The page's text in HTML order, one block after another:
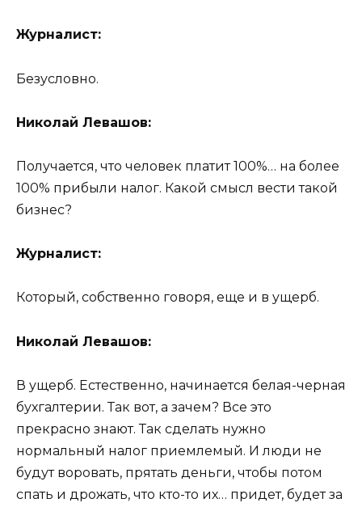
Журналист:
Безусловно.
Николай Левашов:
Получается, что человек платит 100%… на более
100% прибыли налог. Какой смысл вести такой
бизнес?
Журналист:
Который, собственно говоря, еще и в ущерб.
Николай Левашов:
В ущерб. Естественно, начинается белая-черная
бухгалтерии. Так вот, а зачем? Все это
прекрасно знают. Так сделать нужно
нормальный налог приемлемый. И люди не
будут воровать, прятать деньги, чтобы потом
спать и дрожать, что кто-то их… придет, будет за